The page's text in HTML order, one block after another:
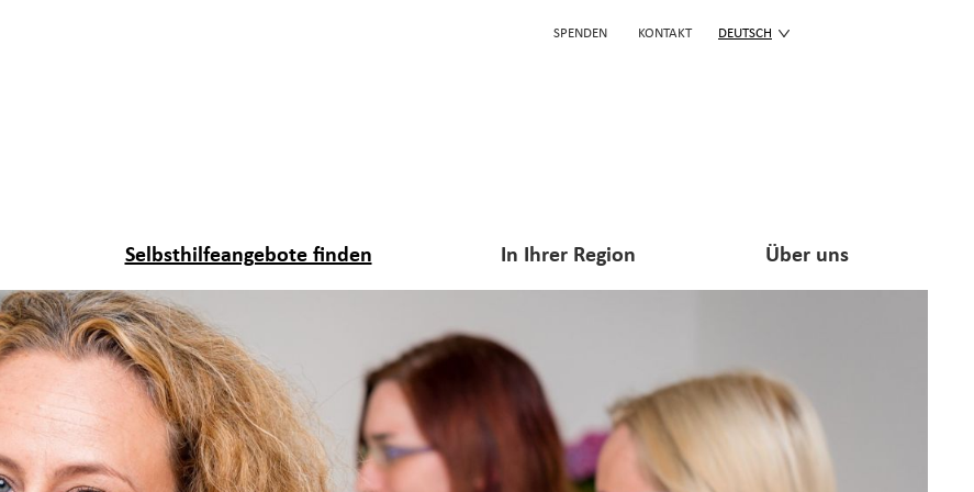
SPENDEN KONTAKT DEUTSCH
Selbsthilfeangebote finden In Ihrer Region Über uns